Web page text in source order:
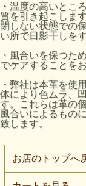
・温度の高いとこ
質を引き起こしま
閉しない状態での
い所で日影干しを
・風合いを保つた
でケアすることを
・弊社は本革を使
体により色ムラ、
す。これらは革の
風合いによるもの
致します。
お店のトップへ